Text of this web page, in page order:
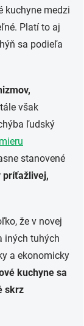
kuchyne medzi
Platí to aj
sa podieľa
však
ľudský
stanovené
príťažlivej,
že v novej
iných tuhých
a ekonomicky
kuchyne sa
skrz